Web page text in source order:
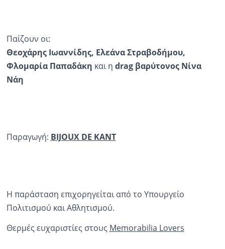
Παίζουν οι:
Θεοχάρης Ιωαννίδης, Ελεάνα Στραβοδήμου,
Φλομαρία Παπαδάκη και η dragβαρύτονος Νίνα
Νάη
Παραγωγή: BIJOUX DE KANT
Η παράσταση επιχορηγείται από το Υπουργείο
Πολιτισμού και Αθλητισμού.
Θερμές ευχαριστίες στους Memorabilia Lovers